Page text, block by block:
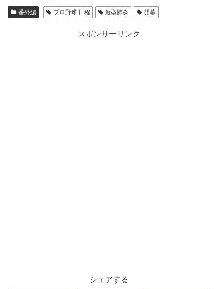
番外編 プロ野球 日程 新型肺炎 開幕
スポンサーリンク
シェアする